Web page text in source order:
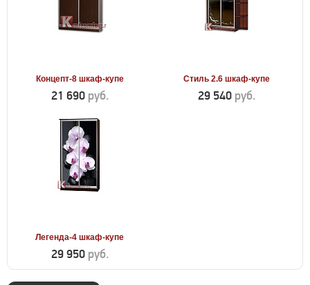
Концепт-8 шкаф-купе
21 690 руб.
Стиль 2.6 шкаф-купе
29 540 руб.
Легенда-4 шкаф-купе
29 950 руб.